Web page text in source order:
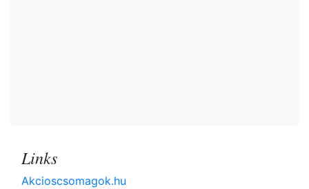
Links
Akcioscsomagok.hu